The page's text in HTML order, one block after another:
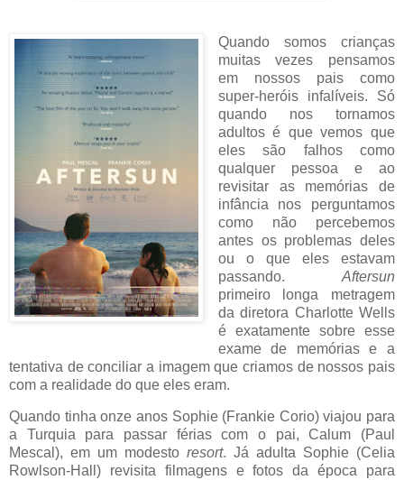
Quando somos crianças
muitas vezes pensamos
em nossos pais como
super-heróis infalíveis. Só
quando nos tornamos
adultos é que vemos que
eles são falhos como
qualquer pessoa e ao
revisitar as memórias de
infância nos perguntamos
como não percebemos
antes os problemas deles
ou o que eles estavam
passando. Aftersun
primeiro longa metragem
da diretora Charlotte Wells
é exatamente sobre esse
exame de memórias e a
tentativa de conciliar a imagem que criamos de nossos pais
com a realidade do que eles eram.
Quando tinha onze anos Sophie (Frankie Corio) viajou para
a Turquia para passar férias com o pai, Calum (Paul
Mescal), em um modesto resort. Já adulta Sophie (Celia
Rowlson-Hall) revisita filmagens e fotos da época para